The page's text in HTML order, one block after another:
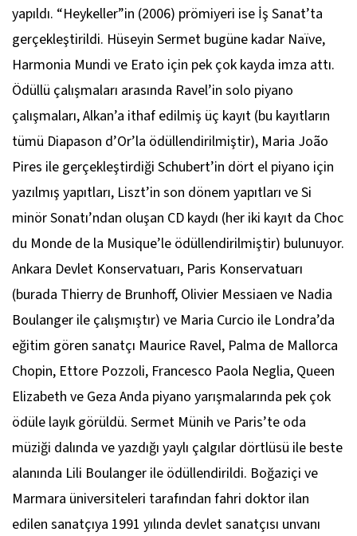
yapıldı. “Heykeller”in (2006) prömiyeri ise İş Sanat’ta
gerçekleştirildi. Hüseyin Sermet bugüne kadar Naïve,
Harmonia Mundi ve Erato için pek çok kayda imza attı.
Ödüllü çalışmaları arasında Ravel’in solo piyano
çalışmaları, Alkan’a ithaf edilmiş üç kayıt (bu kayıtların
tümü Diapason d’Or’la ödüllendirilmiştir), Maria João
Pires ile gerçekleştirdiği Schubert’in dört el piyano için
yazılmış yapıtları, Liszt’in son dönem yapıtları ve Si
minör Sonatı’ndan oluşan CD kaydı (her iki kayıt da Choc
du Monde de la Musique’le ödüllendirilmiştir) bulunuyor.
Ankara Devlet Konservatuarı, Paris Konservatuarı
(burada Thierry de Brunhoff, Olivier Messiaen ve Nadia
Boulanger ile çalışmıştır) ve Maria Curcio ile Londra’da
eğitim gören sanatçı Maurice Ravel, Palma de Mallorca
Chopin, Ettore Pozzoli, Francesco Paola Neglia, Queen
Elizabeth ve Geza Anda piyano yarışmalarında pek çok
ödüle layık görüldü. Sermet Münih ve Paris’te oda
müziği dalında ve yazdığı yaylı çalgılar dörtlüsü ile beste
alanında Lili Boulanger ile ödüllendirildi. Boğaziçi ve
Marmara üniversiteleri tarafından fahri doktor ilan
edilen sanatçıya 1991 yılında devlet sanatçısı unvanı